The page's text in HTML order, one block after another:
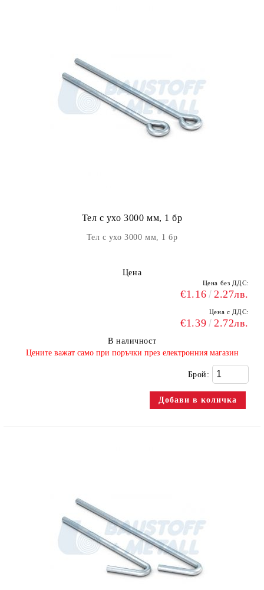
Тел с ухо 3000 мм, 1 бр
Тел с ухо 3000 мм, 1 бр
Цена
Цена без ДДС:
€1.16 2.27лв.
Цена с ДДС:
€1.39 2.72лв.
В наличност
​Цените важат само при поръчки през електронния магазин
Брой: